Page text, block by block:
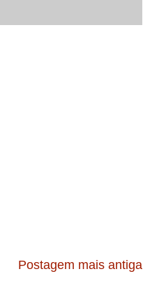
Postagem mais antiga